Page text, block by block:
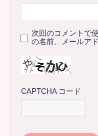
次回のコメントで
の名前、メールア
CAPTCHA コード